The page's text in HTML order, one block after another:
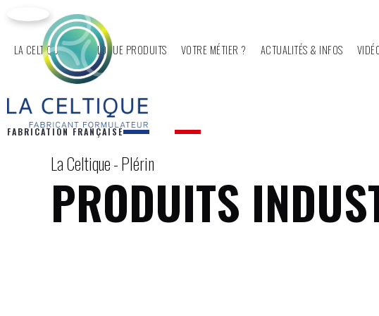
FABRICATION FRANÇAISE
LA CELTIQUE CATALOGUE PRODUITS VOTRE MÉTIER ? ACTUALITÉS & INFOS
La Celtique - Plérin
PRODUITS